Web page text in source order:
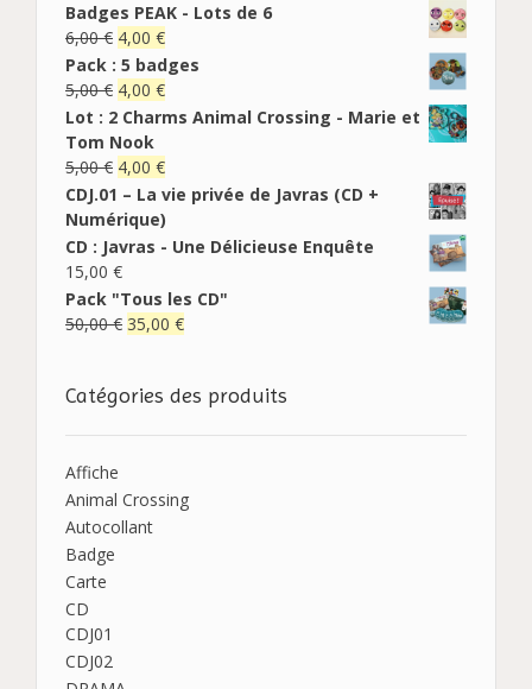
Badges PEAK - Lots de 6
6,00€ 4,00 €
Pack : 5 badges
5,00€ 4,00 €
Lot : 2 Charms Animal Crossing - Marie et
Tom Nook
5,00€ 4,00 €
CDJ.01 – La vie privée de Javras (CD +
Numérique)
CD : Javras - Une Délicieuse Enquête
15,00 €
Pack "Tous les CD"
50,00€ 35,00 €
Catégories des produits
Affiche
Animal Crossing
Autocollant
Badge
Carte
CD
CDJ01
CDJ02